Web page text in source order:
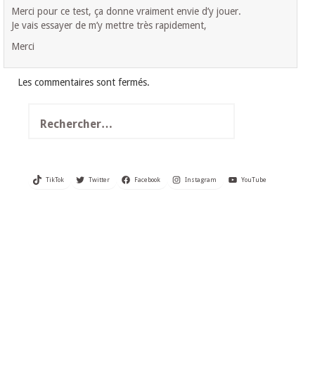
Merci pour ce test, ça donne vraiment envie d’y jouer.
Je vais essayer de m’y mettre très rapidement,
Merci
Les commentaires sont fermés.
TikTok Twitter Facebook Instagram YouTube